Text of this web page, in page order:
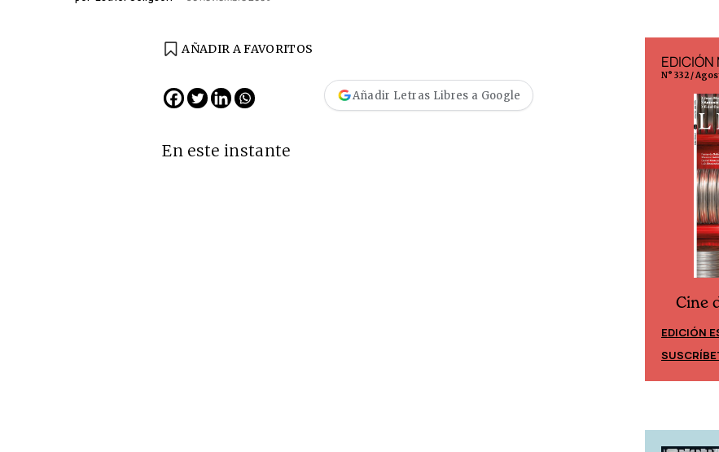
AÑADIR A FAVORITOS
Añadir Letras Libres a Google
En este instante
EDICIÓN
N° 332 /
Cine
EDICIÓN